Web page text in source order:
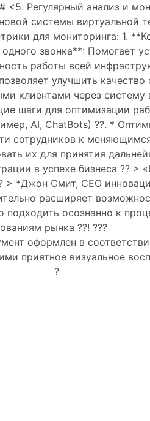
<5. Регулярный анализ и
системы виртуальной
для мониторинга: 1.
звонка**: Помогает
работы всей
улучшить
клиентами через
шаги для оптимизации
AI, ChatBots) ??. *
сотрудников к
их для принятия
в успехе бизнеса ??
> *Джон Смит, CEO
расширяет
подходить осознанно к
рынка ??! ???
оформлен в
приятное визуальное
?